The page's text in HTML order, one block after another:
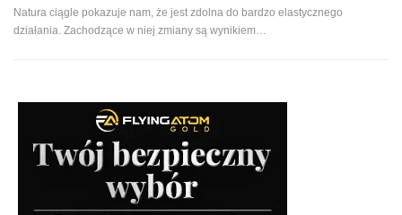
Natura ciągle pokazuje nam, że jest zdolna do bardzo elastycznego
działania. Zachodzące w niej zmiany są wynikiem…